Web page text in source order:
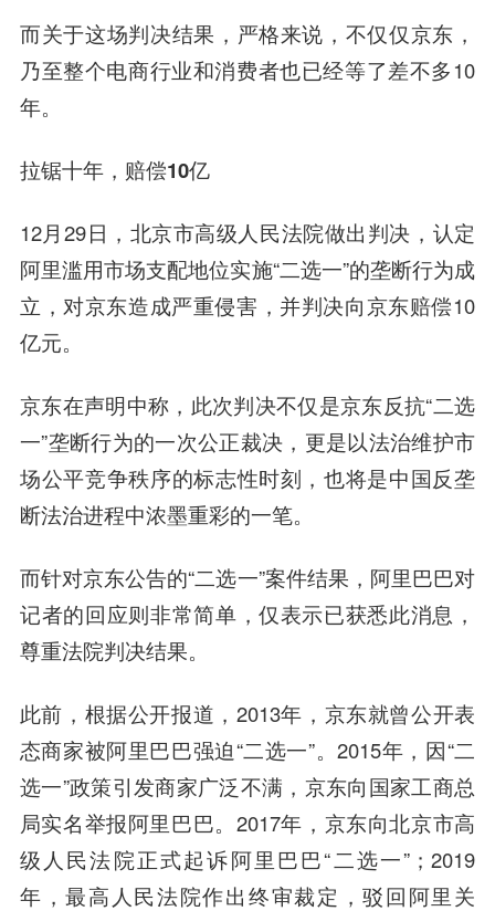
而关于这场判决结果，严格来说，不仅仅京东，
乃至整个电商行业和消费者也已经等了差不多10
年。
拉锯十年，赔偿10亿
12月29日，北京市高级人民法院做出判决，认定
阿里滥用市场支配地位实施“二选一”的垄断行为成
立，对京东造成严重侵害，并判决向京东赔偿10
亿元。
京东在声明中称，此次判决不仅是京东反抗“二选
一”垄断行为的一次公正裁决，更是以法治维护市
场公平竞争秩序的标志性时刻，也将是中国反垄
断法治进程中浓墨重彩的一笔。
而针对京东公告的“二选一”案件结果，阿里巴巴对
记者的回应则非常简单，仅表示已获悉此消息，
尊重法院判决结果。
此前，根据公开报道，2013年，京东就曾公开表
态商家被阿里巴巴强迫“二选一”。2015年，因“二
选一”政策引发商家广泛不满，京东向国家工商总
局实名举报阿里巴巴。2017年，京东向北京市高
级人民法院正式起诉阿里巴巴“二选一”；2019
年，最高人民法院作出终审裁定，驳回阿里关